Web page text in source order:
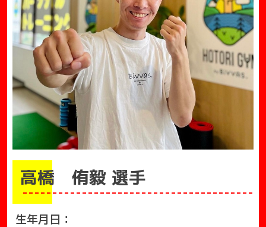
高橋 侑毅 選手
生年月日：